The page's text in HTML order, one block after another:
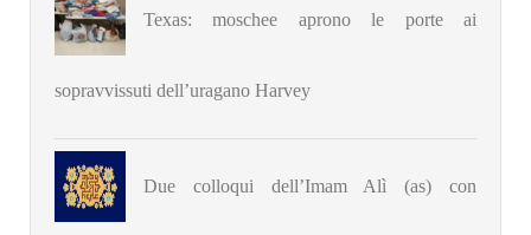
Texas: moschee aprono le porte ai
sopravvissuti dell’uragano Harvey
Due colloqui dell’Imam Alì (as) con